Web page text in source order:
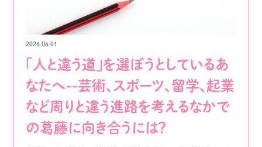
2026.06.01
「人と違う道」を選ぼうとしているあ
なたへ--芸術、スポーツ、留学、起業
など周りと違う進路を考えるなかで
の葛藤に向き合うには？